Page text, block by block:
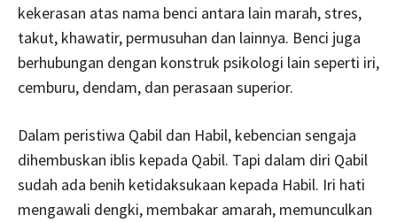
kekerasan atas nama benci antara lain marah, stres,
takut, khawatir, permusuhan dan lainnya. Benci juga
berhubungan dengan konstruk psikologi lain seperti iri,
cemburu, dendam, dan perasaan superior.
Dalam peristiwa Qabil dan Habil, kebencian sengaja
dihembuskan iblis kepada Qabil. Tapi dalam diri Qabil
sudah ada benih ketidaksukaan kepada Habil. Iri hati
mengawali dengki, membakar amarah, memunculkan